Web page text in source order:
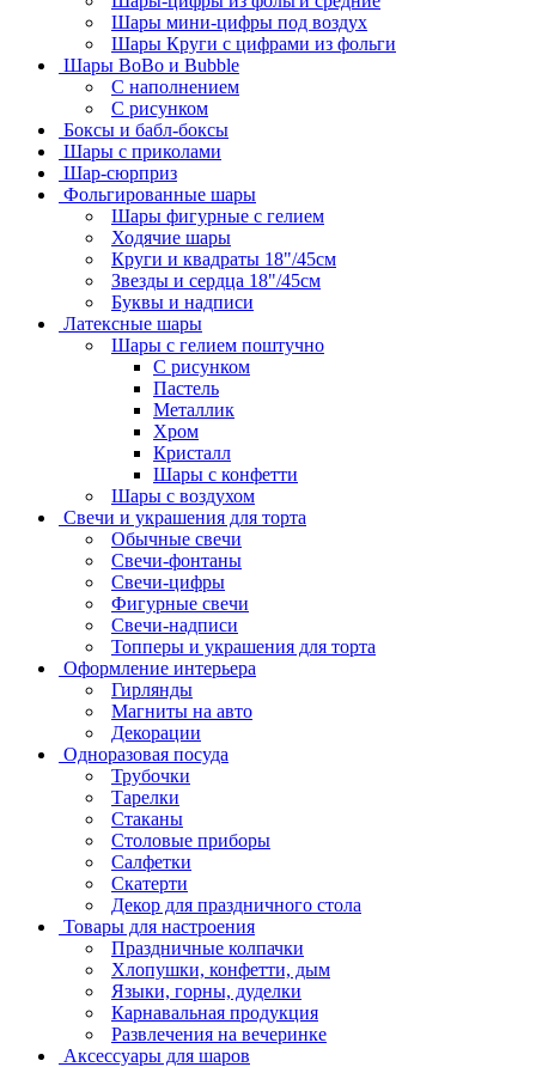
Шары мини-цифры под воздух
Шары Круги с цифрами из фольги
Шары BoBo и Bubble
С наполнением
С рисунком
Боксы и бабл-боксы
Шары с приколами
Шар-сюрприз
Фольгированные шары
Шары фигурные с гелием
Ходячие шары
Круги и квадраты 18"/45см
Звезды и сердца 18"/45см
Буквы и надписи
Латексные шары
Шары с гелием поштучно
С рисунком
Пастель
Металлик
Хром
Кристалл
Шары с конфетти
Шары с воздухом
Свечи и украшения для торта
Обычные свечи
Свечи-фонтаны
Свечи-цифры
Фигурные свечи
Свечи-надписи
Топперы и украшения для торта
Оформление интерьера
Гирлянды
Магниты на авто
Декорации
Одноразовая посуда
Трубочки
Тарелки
Стаканы
Столовые приборы
Салфетки
Скатерти
Декор для праздничного стола
Товары для настроения
Праздничные колпачки
Хлопушки, конфетти, дым
Языки, горны, дуделки
Карнавальная продукция
Развлечения на вечеринке
Аксессуары для шаров